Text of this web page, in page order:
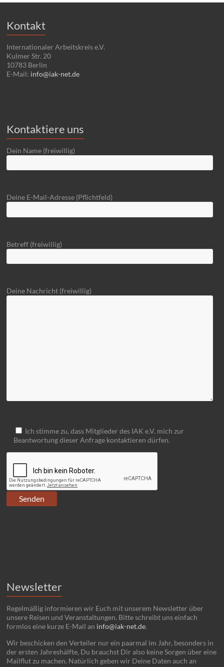
Kontakt
Internationaler Arbeitskreis e.V.
Kulmer Str. 20
10783 Berlin
E-Mail: info@iak-net.de
Kontaktiere uns
Dein Name (freiwillig)
Deine E-Mail-Adresse (Pflichtfeld)
Betreff (freiwillig)
Deine Nachricht (freiwillig)
Ich stimme zu, dass Mitglieder des IAK e.V. mich zur
Beantwortung dieser Anfrage kontaktieren dürfen.
Newsletter
Regelmäßig informieren wir Euch mit unserem Newsletter über
unsere Reisen und Veranstaltungen. Bitte schreibt uns einfach
formlos eine kurze E-Mail an info@iak-net.de.
Wir beschicken den Verteiler nur ein paarmal im Jahr, besonders in
der ersten Jahreshälfte, Du brauchst Dir also keine Sorgen über eine
Mailflut zu machen. Natürlich geben wir Deine Daten auch an